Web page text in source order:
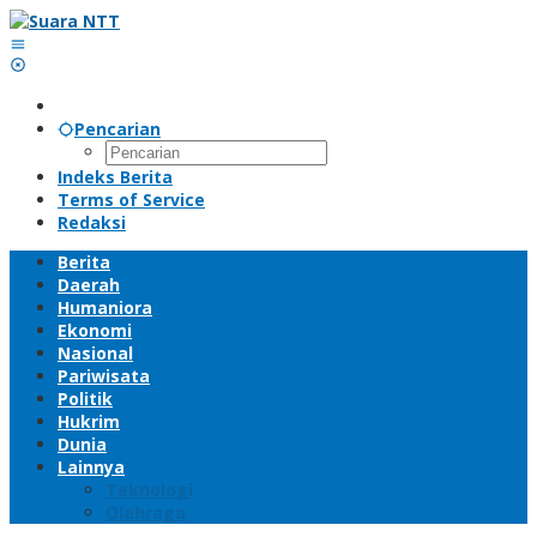
Lewati
ke
konten
Pencarian
Indeks Berita
Terms of Service
Redaksi
Berita
Daerah
Humaniora
Ekonomi
Nasional
Pariwisata
Politik
Hukrim
Dunia
Lainnya
Teknologi
Olahraga